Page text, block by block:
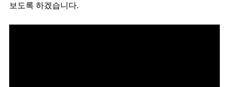
보도록 하겠습니다.